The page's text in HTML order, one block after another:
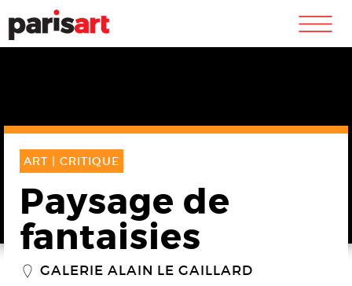
m
ART | CRITIQUE
Paysage de
fantaisies
_ GALERIE ALAIN LE GAILLARD